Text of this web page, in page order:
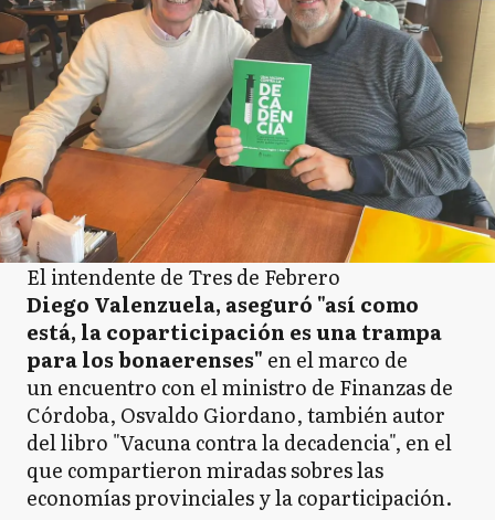
El intendente de Tres de Febrero
Diego Valenzuela, aseguró "así como
está, la coparticipación es una trampa
para los bonaerenses" en el marco de
un encuentro con el ministro de Finanzas de
Córdoba, Osvaldo Giordano, también autor
del libro "Vacuna contra la decadencia", en el
que compartieron miradas sobres las
economías provinciales y la coparticipación.